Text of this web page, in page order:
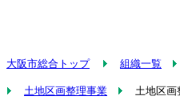
大阪市総合トップ 組織一覧
土地区画整理事業 土地区画